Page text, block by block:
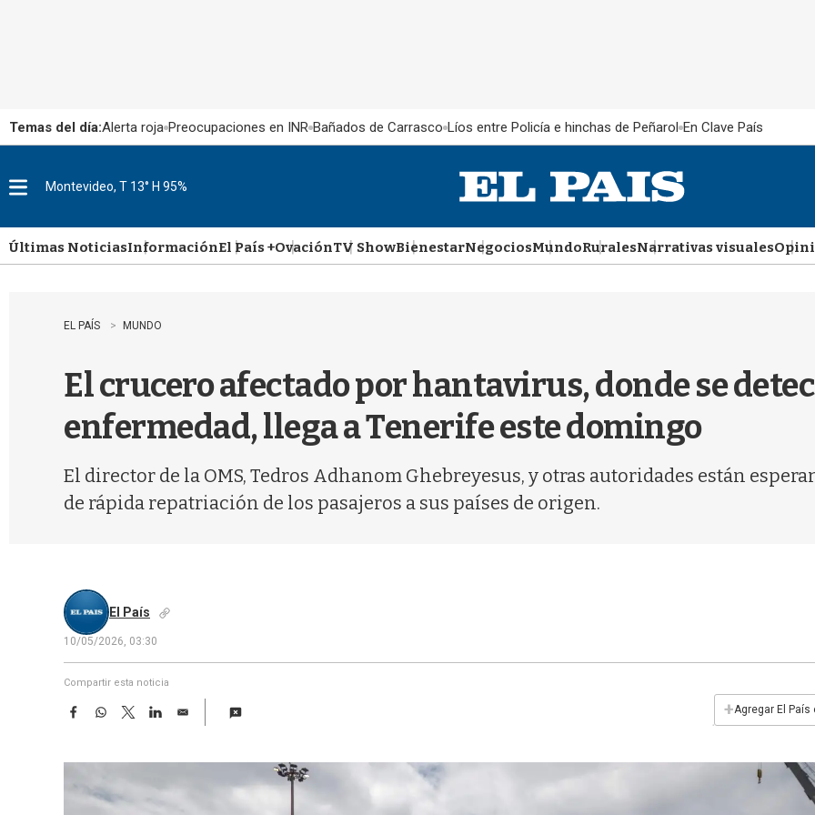
Temas del día:Alerta roja Preocupaciones en INR Bañados de Carrasco Líos entre Policía e hinchas de Peñarol En Clave País
u
Montevideo, T 13° H 95%
Últimas NoticiasInformaciónEl País +OvaciónTV ShowBienestarNegociosMundoRuralesNarrativas visuales
EL PAÍS MUNDO
El crucero afectado por hantavirus, donde se
enfermedad, llega a Tenerife este domingo
El director de la OMS, Tedros Adhanom Ghebreyesus, y otras autoridades están
de rápida repatriación de los pasajeros a sus países de origen.
El País
10/05/2026, 03:30
Compartir esta noticia
F
e
o
W
t
A
T
w
t
L
k
E
i
+Agregar El País